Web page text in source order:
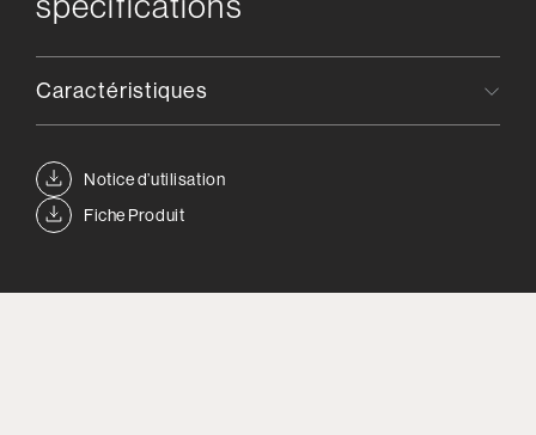
Notice d’utilisation
Fiche Produit
Caractéristiques